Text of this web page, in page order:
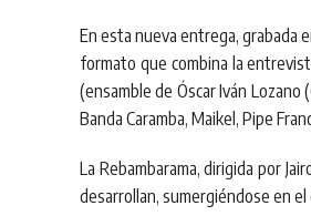
En esta nueva entrega, grabada
formato que combina la
(ensamble de Óscar Iván Lozano
Banda Caramba, Maikel, Pipe
La Rebambarama, dirigida por
desarrollan, sumergiéndose en